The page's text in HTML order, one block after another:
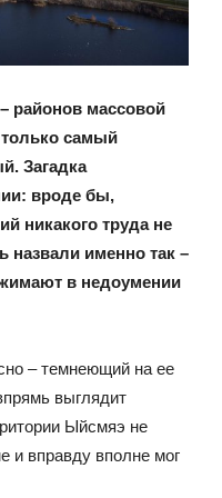
районов массовой
самый
Загадка
вроде бы,
никакого труда не
назвали именно так –
в недоумении
– темнеющий на ее
выглядит
Ыйсмяэ не
и вправду вполне мог